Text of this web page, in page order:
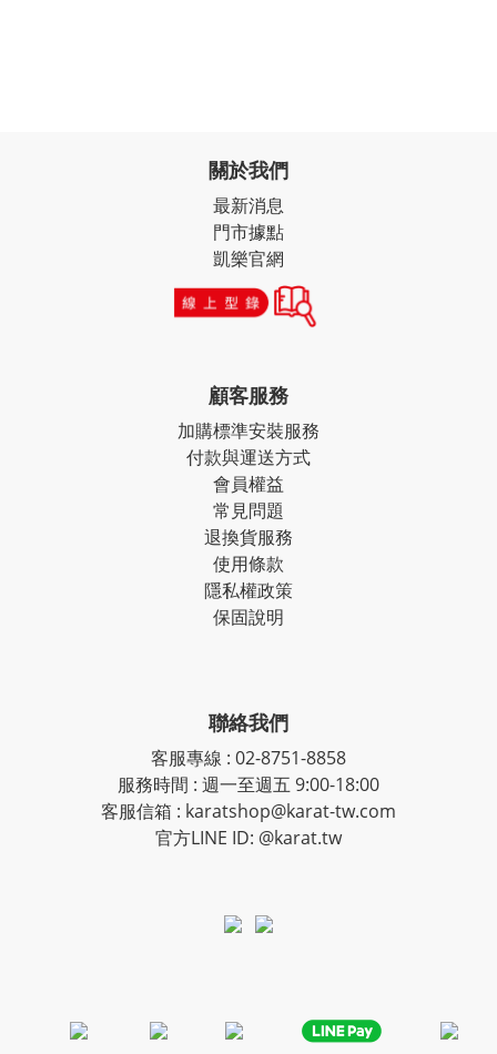
關於我們
最新消息
門市據點
凱樂官網
顧客服務
加購標準安裝服務
付款與運送方式
會員權益
常見問題
退換貨服務
使用條款
隱私權政策
保固說明
聯絡我們
客服專線 : 02-8751-8858
服務時間 : 週一至週五 9:00-18:00
客服信箱 : karatshop@karat-tw.com
官方LINE ID: @karat.tw